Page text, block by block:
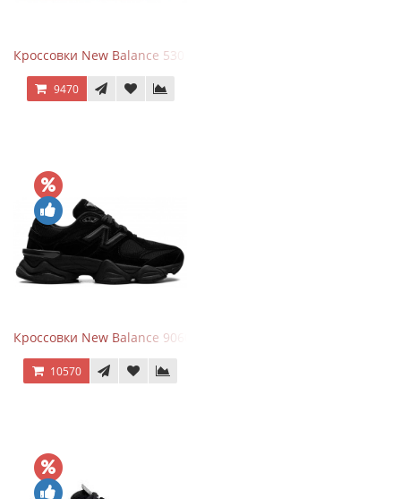
Кроссовки New Balance 530 Festival Pack Clay
9470
Кроссовки New Balance 9060 Triple Black
10570